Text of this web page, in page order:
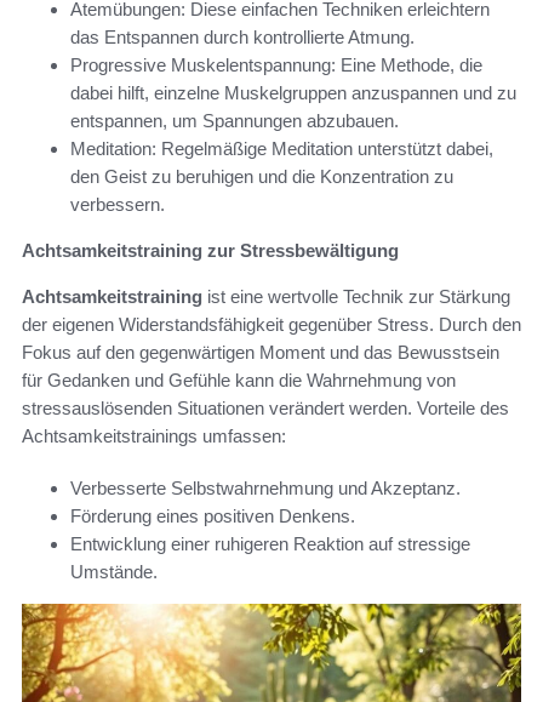
Atemübungen: Diese einfachen Techniken erleichtern
das Entspannen durch kontrollierte Atmung.
Progressive Muskelentspannung: Eine Methode, die
dabei hilft, einzelne Muskelgruppen anzuspannen und zu
entspannen, um Spannungen abzubauen.
Meditation: Regelmäßige Meditation unterstützt dabei,
den Geist zu beruhigen und die Konzentration zu
verbessern.
Achtsamkeitstraining zur Stressbewältigung
Achtsamkeitstraining ist eine wertvolle Technik zur Stärkung
der eigenen Widerstandsfähigkeit gegenüber Stress. Durch den
Fokus auf den gegenwärtigen Moment und das Bewusstsein
für Gedanken und Gefühle kann die Wahrnehmung von
stressauslösenden Situationen verändert werden. Vorteile des
Achtsamkeitstrainings umfassen:
Verbesserte Selbstwahrnehmung und Akzeptanz.
Förderung eines positiven Denkens.
Entwicklung einer ruhigeren Reaktion auf stressige
Umstände.